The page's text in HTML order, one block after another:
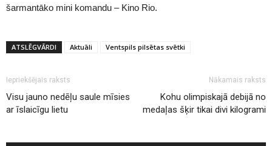
šarmantāko mini komandu – Kino Rio.
ATSLĒGVĀRDI Aktuāli Ventspils pilsētas svētki
Iepriekšējais raksts
Visu jauno nedēļu saule mīsies
ar īslaicīgu lietu
Nākamais raksts
Kohu olimpiskajā debijā no
medaļas šķir tikai divi kilogrami